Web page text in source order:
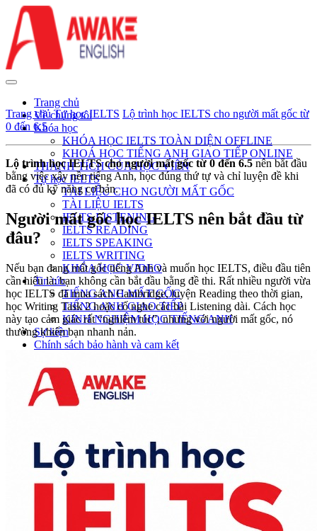
Trang chủ
Về chúng tôi
Khóa học
KHÓA HỌC IELTS TOÀN DIỆN OFFLINE
KHOÁ HỌC TIẾNG ANH GIAO TIẾP ONLINE
THÀNH TÍCH CỦA HỌC VIÊN
Tự học IELTS
TÀI LIỆU CHO NGƯỜI MẤT GỐC
TÀI LIỆU IELTS
IELTS LISTENING
IELTS READING
IELTS SPEAKING
IELTS WRITING
KHÓA HỌC VIDEO
Tin tức
TIẾNG ANH MẤT GỐC
TIẾNG ANH GIAO TIẾP
KINH NGHIỆM HỌC TIẾNG ANH
Sự kiện
Chính sách bảo hành và cam kết
Trang chủ Tự học IELTS Lộ trình học IELTS cho người mất gốc từ
0 đến 6.5
Lộ trình học IELTS cho người mất gốc từ 0 đến 6.5 nên bắt đầu
bằng việc xây nền tiếng Anh, học đúng thứ tự và chỉ luyện đề khi
đã có đủ kỹ năng cơ bản.
Người mất gốc học IELTS nên bắt đầu từ
đâu?
Nếu bạn đang mất gốc tiếng Anh và muốn học IELTS, điều đầu tiên
cần hiểu là: bạn không cần bắt đầu bằng đề thi. Rất nhiều người vừa
học IELTS đã mua sách Cambridge, luyện Reading theo thời gian,
học Writing Task 2 hoặc cố nghe các bài Listening dài. Cách học
này tạo cảm giác rất “nghiêm túc”, nhưng với người mất gốc, nó
thường khiến bạn nhanh nản.